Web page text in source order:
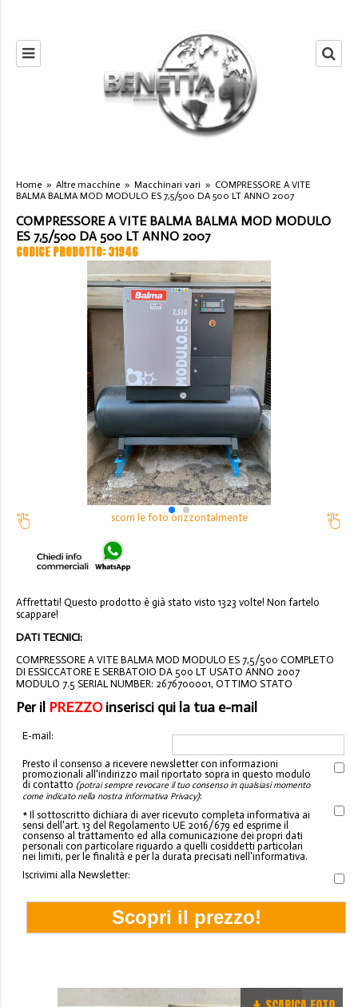
Home » Altre macchine » Macchinari vari » COMPRESSORE A VITE
BALMA BALMA MOD MODULO ES 7,5/500 DA 500 LT ANNO 2007
COMPRESSORE A VITE BALMA BALMA MOD MODULO
ES 7,5/500 DA 500 LT ANNO 2007
CODICE PRODOTTO: 31946
scorri le foto orizzontalmente
Affrettati! Questo prodotto è già stato visto 1323 volte! Non fartelo
scappare!
DATI TECNICI:
COMPRESSORE A VITE BALMA MOD MODULO ES 7,5/500 COMPLETO
DI ESSICCATORE E SERBATOIO DA 500 LT USATO ANNO 2007
MODULO 7.5 SERIAL NUMBER: 2676700001, OTTIMO STATO
Per il PREZZOinserisci qui la tua e-mail
E-mail:
Presto il consenso a ricevere newsletter con informazioni
promozionali all'indirizzo mail riportato sopra in questo modulo
di contatto (potrai sempre revocare il tuo consenso in qualsiasi momento
come indicato nella nostra informativa Privacy):
* Il sottoscritto dichiara di aver ricevuto completa informativa ai
sensi dell'art. 13 del Regolamento UE 2016/679 ed esprime il
consenso al trattamento ed alla comunicazione dei propri dati
personali con particolare riguardo a quelli cosiddetti particolari
nei limiti, per le finalità e per la durata precisati nell'informativa.
Iscrivimi alla Newsletter: